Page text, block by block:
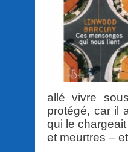
allé vivre
protégé, car il
qui le
et meurtres –